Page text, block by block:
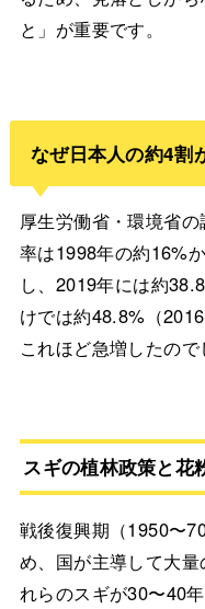
と」が重要です。
なぜ日本人の約4割
厚生労働省・環境省
率は1998年の約16%
し、2019年には約
けでは約48.8%（
これほど急増したので
スギの植林政策と花
戦後復興期（1950〜
め、国が主導して大
れらのスギが30〜40